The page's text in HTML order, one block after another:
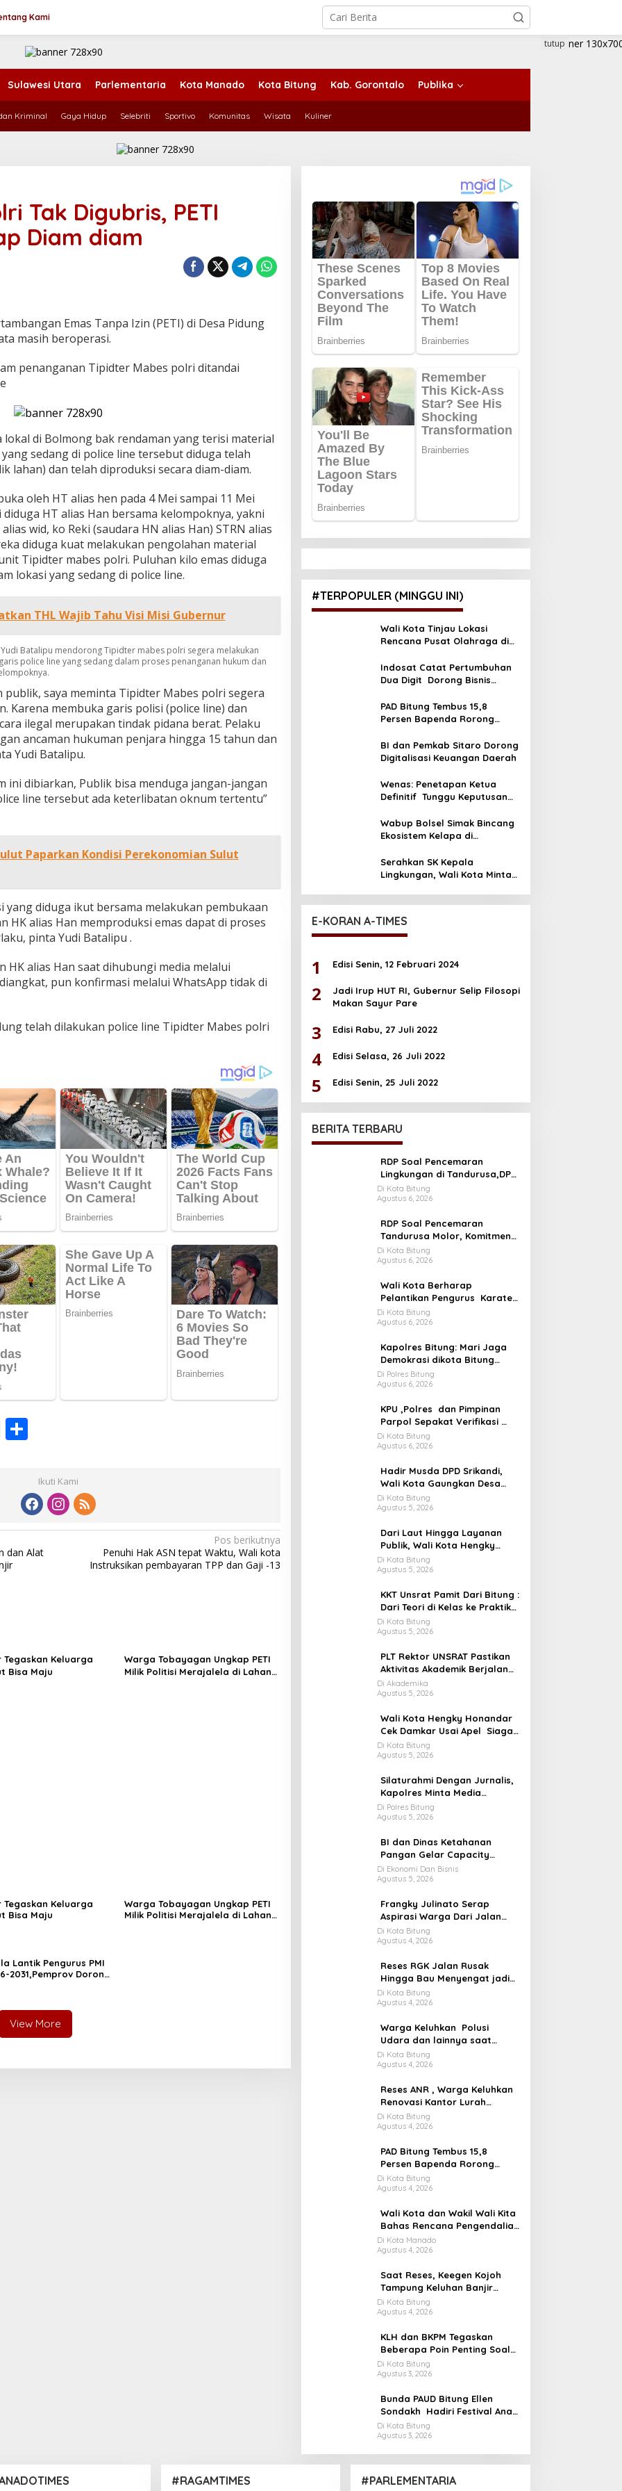
Kami
Sulawesi Utara Parlementaria Kota Manado Kota Bitung Kab. Gorontalo Publika
Kriminal Gaya Hidup Selebriti Sportivo Komunitas Wisata Kuliner
tutup
Tak Digubris, PETI
Diam diam
Emas Tanpa Izin (PETI) di Desa Pidung
masih beroperasi.
penanganan Tipidter Mabes polri ditandai
di Bolmong bak rendaman yang terisi material
sedang di police line tersebut diduga telah
lahan) dan telah diproduksi secara diam-diam.
oleh HT alias hen pada 4 Mei sampai 11 Mei
HT alias Han bersama kelompoknya, yakni
wid, ko Reki (saudara HN alias Han) STRN alias
diduga kuat melakukan pengolahan material
Tipidter mabes polri. Puluhan kilo emas diduga
lokasi yang sedang di police line.
THL Wajib Tahu Visi Misi Gubernur
Batalipu mendorong Tipidter mabes polri segera melakukan
police line yang sedang dalam proses penanganan hukum dan
saya meminta Tipidter Mabes polri segera
Karena membuka garis polisi (police line) dan
ilegal merupakan tindak pidana berat. Pelaku
ancaman hukuman penjara hingga 15 tahun dan
Yudi Batalipu.
ini dibiarkan, Publik bisa menduga jangan-jangan
line tersebut ada keterlibatan oknum tertentu”
Paparkan Kondisi Perekonomian Sulut
diduga ikut bersama melakukan pembukaan
HK alias Han memproduksi emas dapat di proses
pinta Yudi Batalipu .
HK alias Han saat dihubungi media melalui
pun konfirmasi melalui WhatsApp tidak di
telah dilakukan police line Tipidter Mabes polri
X S
ar
eIkuti Kami
dan Alat
Pos berikutnya
Penuhi Hak ASN tepat Waktu, Wali kota
Instruksikan pembayaran TPP dan Gaji -13
Tegaskan Keluarga
Bisa Maju
Warga Tobayagan Ungkap PETI
Milik Politisi Merajalela di Lahan
Tegaskan Keluarga
Bisa Maju
Warga Tobayagan Ungkap PETI
Milik Politisi Merajalela di Lahan
Lantik Pengurus PMI
2031,Pemprov Dorong
View More
#TERPOPULER (MINGGU INI)
Wali Kota Tinjau Lokasi
Rencana Pusat Olahraga di
Indosat Catat Pertumbuhan
Dua Digit Dorong Bisnis
PAD Bitung Tembus 15,8
Persen Bapenda Rorong
Target
BI dan Pemkab Sitaro Dorong
Digitalisasi Keuangan Daerah
Wenas: Penetapan Ketua
Definitif Tunggu Keputusan
Wabup Bolsel Simak Bincang
Ekosistem Kelapa di
Sulut
Serahkan SK Kepala
Lingkungan, Wali Kota Minta
E-KORAN A-TIMES
1 Edisi Senin, 12 Februari 2024
2
Jadi Irup HUT RI, Gubernur Selip Filosopi
Makan Sayur Pare
3 Edisi Rabu, 27 Juli 2022
4 Edisi Selasa, 26 Juli 2022
5 Edisi Senin, 25 Juli 2022
BERITA TERBARU
RDP Soal Pencemaran
Lingkungan di Tandurusa,DPR
Cek Lokasi
Di Kota Bitung
Agustus 6, 2026
RDP Soal Pencemaran
Tandurusa Molor, Komitmen
Wakil rakyat jadi Sorotan
Di Kota Bitung
Agustus 6, 2026
Wali Kota Berharap
Pelantikan Pengurus Karate
Do Gojukao Dorong Lahirnya
Atlit Berprestasi
Di Kota Bitung
Agustus 6, 2026
Kapolres Bitung: Mari Jaga
Demokrasi dikota Bitung
Tetap Adem
Di Polres Bitung
Agustus 6, 2026
KPU ,Polres dan Pimpinan
Parpol Sepakat Verifikasi
Parpol Harus Jelas Aman
dan Terbuka
Di Kota Bitung
Agustus 6, 2026
Hadir Musda DPD Srikandi,
Wali Kota Gaungkan Desa
Kuat Jika Bersih dan
Transparan
Di Kota Bitung
Agustus 5, 2026
Dari Laut Hingga Layanan
Publik, Wali Kota Hengky
Honandar Genjot 2 Agenda
Strategis
Di Kota Bitung
Agustus 5, 2026
KKT Unsrat Pamit Dari Bitung :
Dari Teori di Kelas ke Praktik
di Masyarakat
Di Kota Bitung
Agustus 5, 2026
PLT Rektor UNSRAT Pastikan
Aktivitas Akademik Berjalan
Normal
Di Akademika
Agustus 5, 2026
Wali Kota Hengky Honandar
Cek Damkar Usai Apel Siaga
El Nino di Polres Bitung
Di Kota Bitung
Agustus 5, 2026
Silaturahmi Dengan Jurnalis,
Kapolres Minta Media
Kolaborasi Jaga kota Bitung
Tetap Aman
Di Polres Bitung
Agustus 5, 2026
BI dan Dinas Ketahanan
Pangan Gelar Capacity
Building Neraca Pangan
Strategis
Di Ekonomi Dan Bisnis
Agustus 5, 2026
Frangky Julinato Serap
Aspirasi Warga Dari Jalan
Lubang Hingga Honor Pala
Di Kota Bitung
Agustus 4, 2026
Reses RGK Jalan Rusak
Hingga Bau Menyengat jadi
Keluhan warga dikecamatan
Madidir
Di Kota Bitung
Agustus 4, 2026
Warga Keluhkan Polusi
Udara dan lainnya saat
Reses ANR
Di Kota Bitung
Agustus 4, 2026
Reses ANR , Warga Keluhkan
Renovasi Kantor Lurah
Hingga Pengurusan ijin PAUD
Di Kota Bitung
Agustus 4, 2026
PAD Bitung Tembus 15,8
Persen Bapenda Rorong
Tegaskan kedepan Melebihi
Target
Di Kota Bitung
Agustus 4, 2026
Wali Kota dan Wakil Wali Kita
Bahas Rencana Pengendalian
Banjir Bersama Balai SDA
Di Kota Manado
Agustus 4, 2026
Saat Reses, Keegen Kojoh
Tampung Keluhan Banjir
Hingga Dermaga Rusak di
Dapil IV
Di Kota Bitung
Agustus 4, 2026
KLH dan BKPM Tegaskan
Beberapa Poin Penting Soal
Polemik PT Futai
Di Kota Bitung
Agustus 3, 2026
Bunda PAUD Bitung Ellen
Sondakh Hadiri Festival Anak
Sulut
Di Kota Bitung
Agustus 3, 2026
#RAGAMTIMES #PARLEMENTARIA